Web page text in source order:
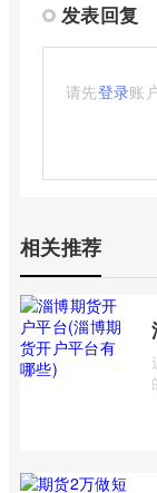
发表回复
请先登录账
相关推荐